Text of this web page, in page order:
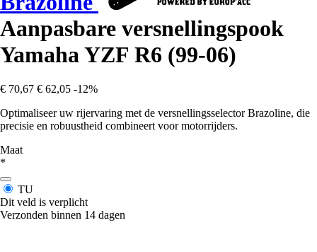
Aanpasbare versnellingspook
Yamaha YZF R6 (99-06)
€ 70,67 € 62,05 -12%
Optimaliseer uw rijervaring met de versnellingsselector Brazoline, die
precisie en robuustheid combineert voor motorrijders.
Maat
*
TU
Dit veld is verplicht
Verzonden binnen 14 dagen